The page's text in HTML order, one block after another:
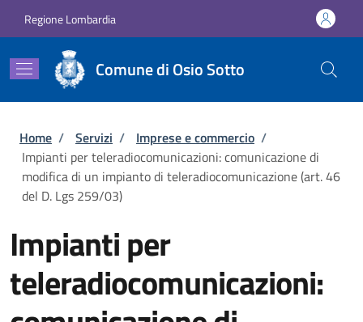
Regione Lombardia
Comune di Osio Sotto
Briciole di pane
Home / Servizi / Imprese e commercio /
Impianti per teleradiocomunicazioni: comunicazione di
modifica di un impianto di teleradiocomunicazione (art. 46
del D. Lgs 259/03)
Impianti per
teleradiocomunicazioni: